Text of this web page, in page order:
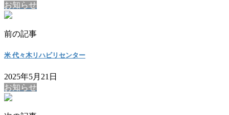
お知らせ
前の記事
米 代々木リハビリセンター
2025年5月21日
お知らせ